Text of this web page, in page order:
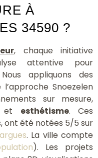
À
34590 ?
, chaque initiative
attentive pour
appliquons des
Snoezelen
sur mesure,
esthétisme. Ces
ont été notées 5/5 sur
. La ville compte
). Les projets